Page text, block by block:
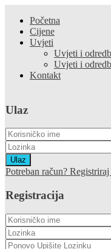
Početna
Cijene
Uvjeti
Uvjeti i
Uvjeti i
Kontakt
Ulaz
Ulaz
Potreban račun?
Registracija